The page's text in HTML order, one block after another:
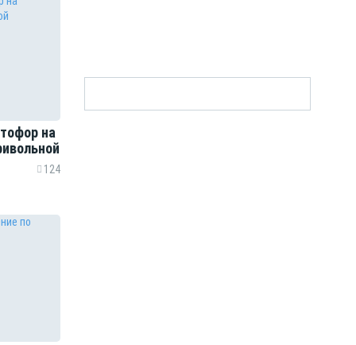
на
124